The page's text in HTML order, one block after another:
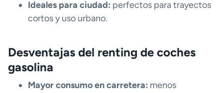
Ideales para ciudad: perfectos para trayectos
cortos y uso urbano.
Desventajas del renting de coches
gasolina
Mayor consumo en carretera: menos